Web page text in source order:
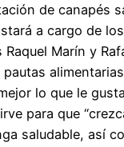
de canapés
a cargo de los
Marín y
lo que le
para que
saludable, así